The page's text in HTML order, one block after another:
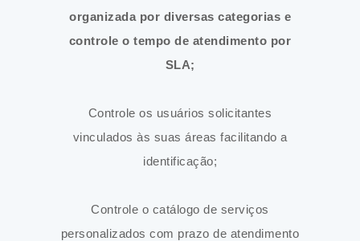
organizada por diversas categorias e
controle o tempo de atendimento por
SLA;
Controle os usuários solicitantes
vinculados às suas áreas facilitando a
identificação;
Controle o catálogo de serviços
personalizados com prazo de atendimento